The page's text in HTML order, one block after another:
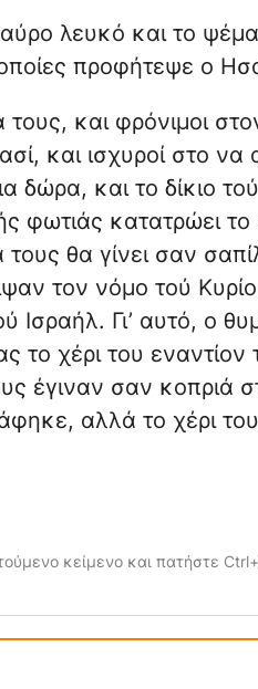
λευκό και το
οποίες προφήτεψε ο
και φρόνιμοι
και ισχυροί στο
δώρα, και το δίκιο
φωτιάς κατατρώει
τους θα γίνει σαν
τον νόμο τού
Ισραήλ. Γι’ αυτό, ο
το χέρι του εναντίον
έγιναν σαν κοπριά
αλλά το χέρι
κείμενο και πατήστε